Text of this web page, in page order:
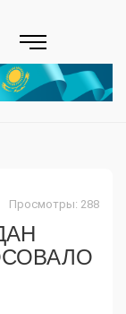
Просмотры: 288